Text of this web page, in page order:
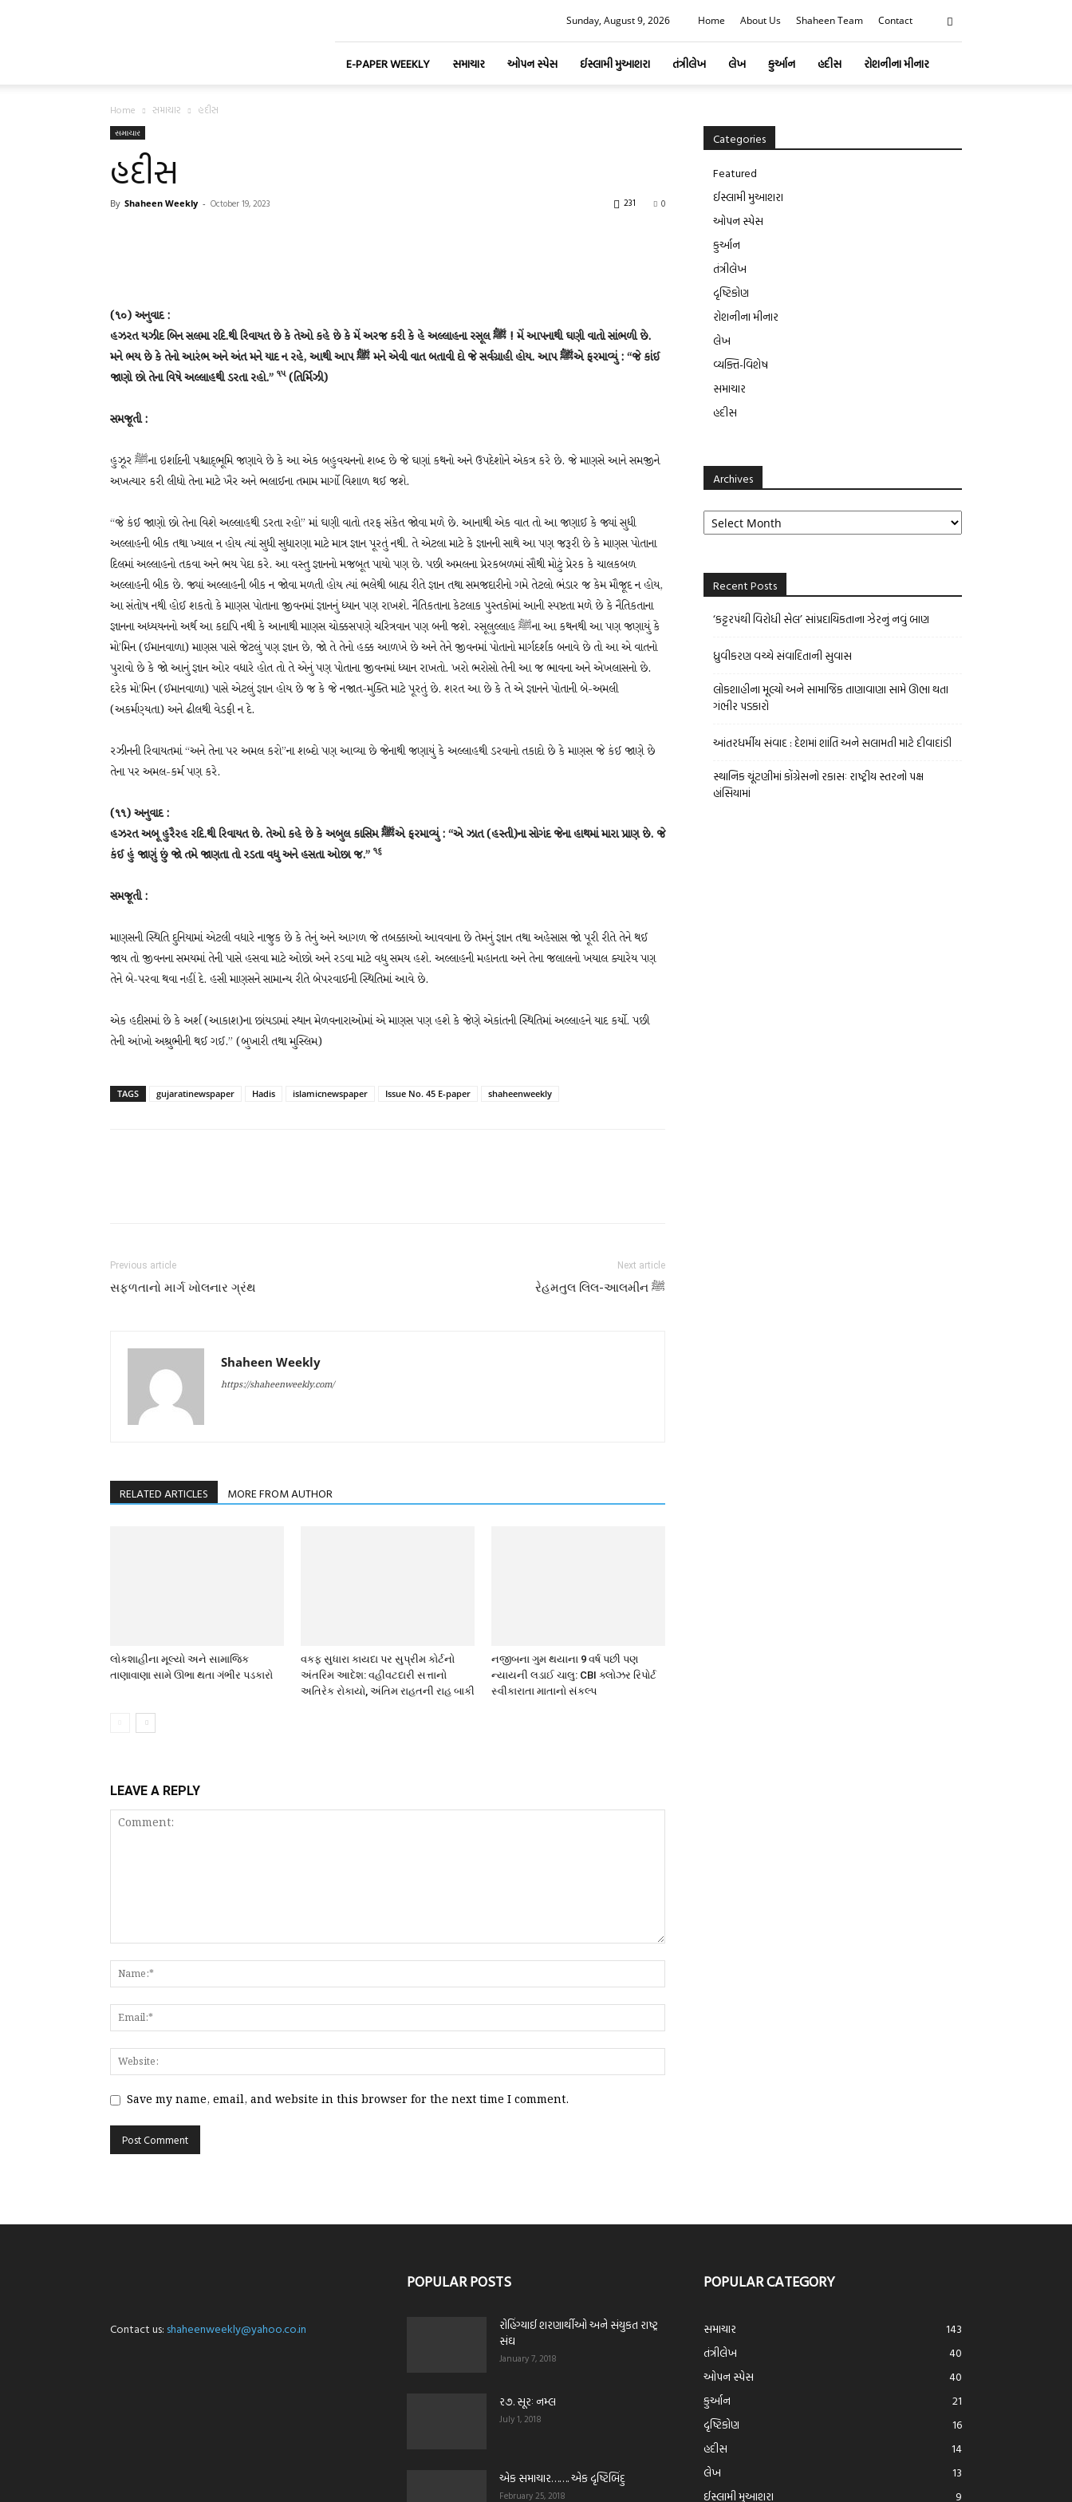
Sunday, August 9, 2026 Home About Us Shaheen Team Contact
E-PAPER WEEKLY સમાચાર ઓપન સ્પેસ ઈસ્લામી મુઆશરા તંત્રીલેખ લેખ કુર્આન હદીસ રોશનીના મીનાર
Home સમાચાર હદીસ
સમાચાર
હદીસ
By Shaheen Weekly - October 19, 2023 0
231
(૧૦) અનુવાદ :
હઝરત યઝીદ બિન સલમા રદિ.થી રિવાયત છે કે તેઓ કહે છે કે મેં અરજ કરી કે હે અલ્લાહના રસૂલ ﷺ ! મેં આપનાથી ઘણી વાતો સાંભળી છે.
મને ભય છે કે તેનો આરંભ અને અંત મને યાદ ન રહે, આથી આપ ﷺ મને એવી વાત બતાવી દો જે સર્વગ્રાહી હોય. આપ ﷺએ ફરમાવ્યું : “જે કાંઈ
જાણો છો તેના વિષે અલ્લાહથી ડરતા રહો.” ૧પ(તિર્મિઝી)
સમજૂતી :
હુઝૂર ﷺના ઇર્શાદની પશ્ચાદ્‌ભૂમિ જણાવે છે કે આ એક બહુવચનનો શબ્દ છે જે ઘણાં કથનો અને ઉપદેશોને એકત્ર કરે છે. જે માણસે આને સમજીને
અખત્યાર કરી લીધો તેના માટે ખૈર અને ભલાઈના તમામ માર્ગો વિશાળ થઈ જશે.
“જે કંઈ જાણો છો તેના વિશે અલ્લાહથી ડરતા રહો” માં ઘણી વાતો તરફ સંકેત જોવા મળે છે. આનાથી એક વાત તો આ જણાઈ કે જ્યાં સુધી
અલ્લાહની બીક તથા ખ્યાલ ન હોય ત્યાં સુધી સુધારણા માટે માત્ર જ્ઞાન પૂરતું નથી. તે એટલા માટે કે જ્ઞાનની સાથે આ પણ જરૂરી છે કે માણસ પોતાના
દિલમાં અલ્લાહનો તકવા અને ભય પેદા કરે. આ વસ્તુ જ્ઞાનનો મજબૂત પાયો પણ છે. પછી અમલના પ્રેરકબળમાં સૌથી મોટું પ્રેરક કે ચાલકબળ
અલ્લાહની બીક છે. જ્યાં અલ્લાહની બીક ન જોવા મળતી હોય ત્યાં ભલેથી બાહ્ય રીતે જ્ઞાન તથા સમજદારીનો ગમે તેટલો ભંડાર જ કેમ મૌજૂદ ન હોય,
આ સંતોષ નથી હોઈ શકતો કે માણસ પોતાના જીવનમાં જ્ઞાનનું ધ્યાન પણ રાખશે. નૈતિકતાના કેટલાક પુસ્તકોમાં આની સ્પષ્ટતા મળે છે કે નૈતિકતાના
જ્ઞાનના અધ્યયનનો અર્થ આ કદાપિ નથી કે આનાથી માણસ ચોક્કસપણે ચરિત્રવાન પણ બની જશે. રસૂલુલ્લાહ ﷺના આ કથનથી આ પણ જણાયું કે
મો’મિન (ઈમાનવાળા) માણસ પાસે જેટલું પણ જ્ઞાન છે, જો તે તેનો હક્ક આળખે છે અને તેને જીવનમાં પોતાનો માર્ગદર્શક બનાવે છે તો આ એ વાતનો
પુરાવો છે કે જો આનું જ્ઞાન ઓર વધારે હોત તો તે એનું પણ પોતાના જીવનમાં ધ્યાન રાખતો. ખરો ભરોસો તેની આ જ ભાવના અને એખલાસનો છે.
દરેક મો’મિન (ઈમાનવાળા) પાસે એટલું જ્ઞાન હોય છે જ કે જે નજાત-મુક્તિ માટે પૂરતું છે. શરત આ છે કે તે એ જ્ઞાનને પોતાની બે-અમલી
(અકર્મણ્યતા) અને ઢીલથી વેડફી ન દે.
રઝીનની રિવાયતમાં “અને તેના પર અમલ કરો”ના શબ્દો પણ આવ્યા છે જેનાથી જણાયું કે અલ્લાહથી ડરવાનો તકાદો છે કે માણસ જે કંઈ જાણે છે
તેના પર અમલ-કર્મ પણ કરે.
(૧૧) અનુવાદ :
હઝરત અબૂ હુરૈરહ રદિ.થી રિવાયત છે. તેઓ કહે છે કે અબુલ કાસિમ ﷺએ ફરમાવ્યું : “એ ઝાત (હસ્તી)ના સોગંદ જેના હાથમાં મારા પ્રાણ છે. જે
કંઈ હું જાણું છું જાે તમે જાણતા તો રડતા વધુ અને હસતા ઓછા જ.” ૧૬
સમજૂતી :
માણસની સ્થિતિ દુનિયામાં એટલી વધારે નાજુક છે કે તેનું અને આગળ જે તબક્કાઓ આવવાના છે તેમનું જ્ઞાન તથા અહેસાસ જો પૂરી રીતે તેને થઈ
જાય તો જીવનના સમયમાં તેની પાસે હસવા માટે ઓછો અને રડવા માટે વધુ સમય હશે. અલ્લાહની મહાનતા અને તેના જલાલનો ખયાલ ક્યારેય પણ
તેને બે-પરવા થવા નહીં દે. હસી માણસને સામાન્ય રીતે બેપરવાઈની સ્થિતિમાં આવે છે.
એક હદીસમાં છે કે અર્શ (આકાશ)ના છાંયડામાં સ્થાન મેળવનારાઓમાં એ માણસ પણ હશે કે જેણે એકાંતની સ્થિતિમાં અલ્લાહને યાદ કર્યો. પછી
તેની આંખો અશ્રુભીની થઈ ગઈ.” (બુખારી તથા મુસ્લિમ)
TAGS gujaratinewspaper Hadis islamicnewspaper Issue No. 45 E-paper shaheenweekly
Previous article
સફળતાનો માર્ગ ખોલનાર ગ્રંથ
Next article
રેહમતુલ લિલ-આલમીન ﷺ
Shaheen Weekly
https://shaheenweekly.com/
RELATED ARTICLES MORE FROM AUTHOR
લોકશાહીના મૂલ્યો અને સામાજિક
તાણાવાણા સામે ઊભા થતા ગંભીર પડકારો
વકફ સુધારા કાયદા પર સુપ્રીમ કોર્ટનો
અંતરિમ આદેશ: વહીવટદારી સત્તાનો
અતિરેક રોકાયો, અંતિમ રાહતની રાહ બાકી
નજીબના ગુમ થયાના 9 વર્ષ પછી પણ
ન્યાયની લડાઈ ચાલુ: CBI ક્લોઝર રિપોર્ટ
સ્વીકારાતા માતાનો સંકલ્પ
LEAVE A REPLY
Save my name, email, and website in this browser for the next time I comment.
Categories
Featured
ઈસ્લામી મુઆશરા
ઓપન સ્પેસ
કુર્આન
તંત્રીલેખ
દૃષ્ટિકોણ
રોશનીના મીનાર
લેખ
વ્યક્તિ-વિશેષ
સમાચાર
હદીસ
Archives
Archives
Recent Posts
‘કટ્ટરપંથી વિરોધી સેલ’ સાંપ્રદાયિકતાના ઝેરનું નવું બાણ
ધ્રુવીકરણ વચ્ચે સંવાદિતાની સુવાસ
લોકશાહીના મૂલ્યો અને સામાજિક તાણાવાણા સામે ઊભા થતા
ગંભીર પડકારો
આંતરધર્મીય સંવાદ : દેશમાં શાંતિ અને સલામતી માટે દીવાદાંડી
સ્થાનિક ચૂંટણીમાં કોંગ્રેસનો રકાસઃ રાષ્ટ્રીય સ્તરનો પક્ષ
હાંસિયામાં
Contact us: shaheenweekly@yahoo.co.in
POPULAR POSTS
રોહિંગ્યાઈ શરણાર્થીઓ અને સંયુકત રાષ્ટ્ર
સંઘ
January 7, 2018
ર૭. સૂરઃ નમ્લ
July 1, 2018
એક સમાચાર……. એક દૃષ્ટિબિંદુ
February 25, 2018
POPULAR CATEGORY
સમાચાર
143
તંત્રીલેખ
40
ઓપન સ્પેસ
40
કુર્આન
21
દૃષ્ટિકોણ
16
હદીસ
14
લેખ
13
ઈસ્લામી મુઆશરા
9